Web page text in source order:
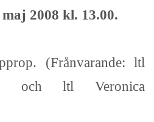
2008 kl. 13.00.
(Frånvarande: ltl
och ltl Veronica